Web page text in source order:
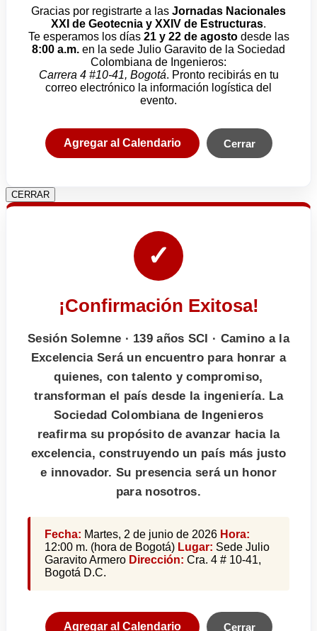
Gracias por registrarte a las Jornadas Nacionales
XXI de Geotecnia y XXIV de Estructuras.
Te esperamos los días 21 y 22 de agostodesde las
8:00 a.m. en la sede Julio Garavito de la Sociedad
Colombiana de Ingenieros:
Carrera 4 #10-41, Bogotá. Pronto recibirás en tu
correo electrónico la información logística del
evento.
Agregar al Calendario Cerrar
CERRAR
✓
¡Confirmación Exitosa!
Sesión Solemne · 139 años SCI · Camino a la
Excelencia Será un encuentro para honrar a
quienes, con talento y compromiso,
transforman el país desde la ingeniería. La
Sociedad Colombiana de Ingenieros
reafirma su propósito de avanzar hacia la
excelencia, construyendo un país más justo
e innovador. Su presencia será un honor
para nosotros.
Fecha: Martes, 2 de junio de 2026 Hora:
12:00 m. (hora de Bogotá) Lugar: Sede Julio
Garavito Armero Dirección: Cra. 4 # 10-41,
Bogotá D.C.
Agregar al Calendario Cerrar